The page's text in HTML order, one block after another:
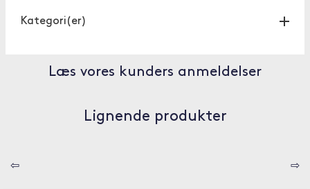
Kategori(er)
Læs vores kunders anmeldelser
Lignende produkter
⇦ ⇨